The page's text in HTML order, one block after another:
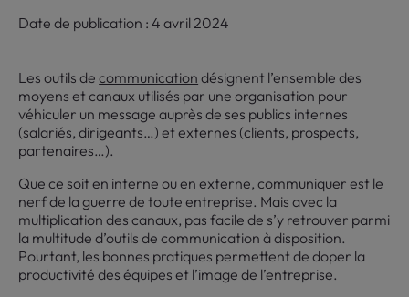
Date de publication : 4 avril 2024
Les outils decommunication désignent l’ensemble des
moyens et canaux utilisés par une organisation pour
véhiculer un message auprès de ses publics internes
(salariés, dirigeants…) et externes (clients, prospects,
partenaires…).
Que ce soit en interne ou en externe, communiquer est le
nerf de la guerre de toute entreprise. Mais avec la
multiplication des canaux, pas facile de s’y retrouver parmi
la multitude d’outils de communication à disposition.
Pourtant, les bonnes pratiques permettent de doper la
productivité des équipes et l’image de l’entreprise.